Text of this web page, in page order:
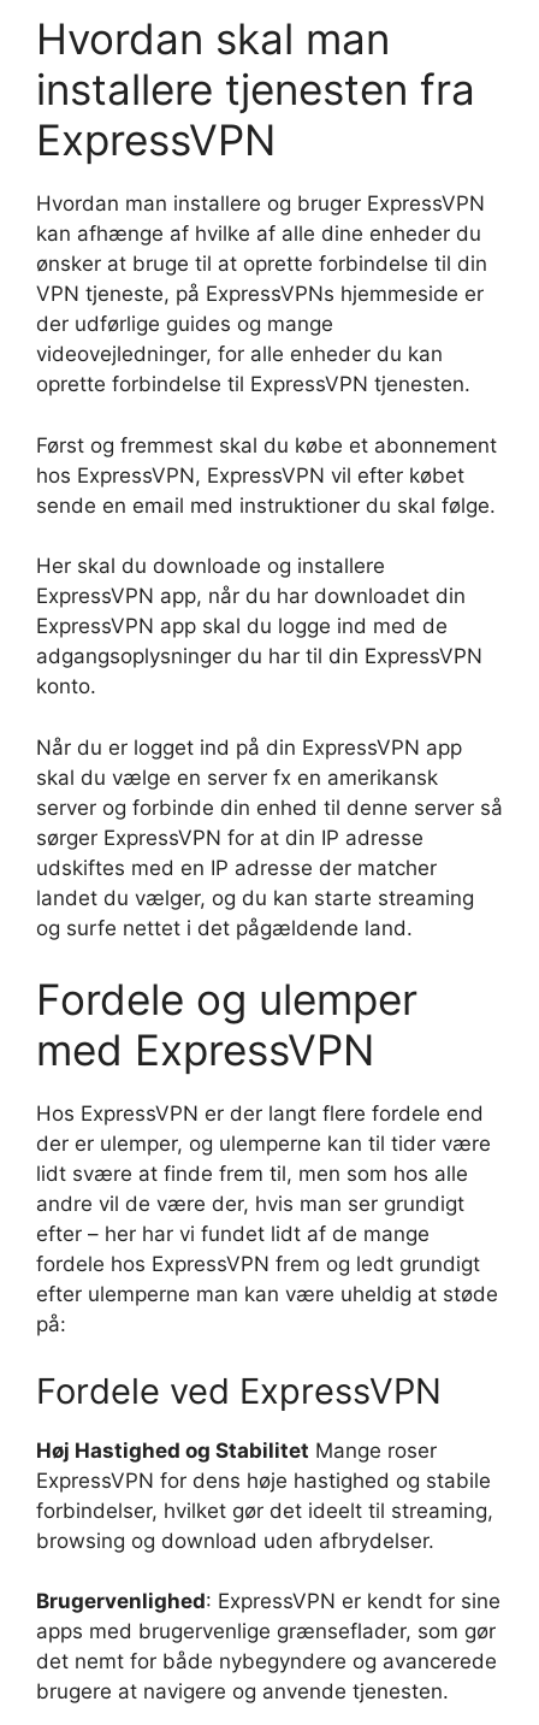
Hvordan skal man
installere tjenesten fra
ExpressVPN
Hvordan man installere og bruger ExpressVPN
kan afhænge af hvilke af alle dine enheder du
ønsker at bruge til at oprette forbindelse til din
VPN tjeneste, på ExpressVPNs hjemmeside er
der udførlige guides og mange
videovejledninger, for alle enheder du kan
oprette forbindelse til ExpressVPN tjenesten.
Først og fremmest skal du købe et abonnement
hos ExpressVPN, ExpressVPN vil efter købet
sende en email med instruktioner du skal følge.
Her skal du downloade og installere
ExpressVPN app, når du har downloadet din
ExpressVPN app skal du logge ind med de
adgangsoplysninger du har til din ExpressVPN
konto.
Når du er logget ind på din ExpressVPN app
skal du vælge en server fx en amerikansk
server og forbinde din enhed til denne server så
sørger ExpressVPN for at din IP adresse
udskiftes med en IP adresse der matcher
landet du vælger, og du kan starte streaming
og surfe nettet i det pågældende land.
Fordele og ulemper
med ExpressVPN
Hos ExpressVPN er der langt flere fordele end
der er ulemper, og ulemperne kan til tider være
lidt svære at finde frem til, men som hos alle
andre vil de være der, hvis man ser grundigt
efter – her har vi fundet lidt af de mange
fordele hos ExpressVPN frem og ledt grundigt
efter ulemperne man kan være uheldig at støde
på:
Fordele ved ExpressVPN
Høj Hastighed og Stabilitet Mange roser
ExpressVPN for dens høje hastighed og stabile
forbindelser, hvilket gør det ideelt til streaming,
browsing og download uden afbrydelser.
Brugervenlighed: ExpressVPN er kendt for sine
apps med brugervenlige grænseflader, som gør
det nemt for både nybegyndere og avancerede
brugere at navigere og anvende tjenesten.